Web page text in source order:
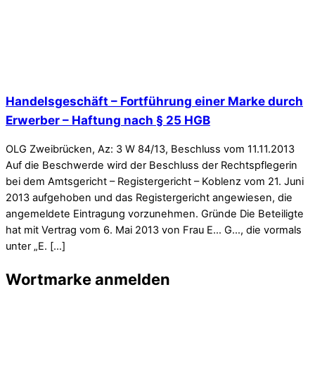
Handelsgeschäft – Fortführung einer Marke durch
Erwerber – Haftung nach § 25 HGB
OLG Zweibrücken, Az: 3 W 84/13, Beschluss vom 11.11.2013
Auf die Beschwerde wird der Beschluss der Rechtspflegerin
bei dem Amtsgericht – Registergericht – Koblenz vom 21. Juni
2013 aufgehoben und das Registergericht angewiesen, die
angemeldete Eintragung vorzunehmen. Gründe Die Beteiligte
hat mit Vertrag vom 6. Mai 2013 von Frau E… G…, die vormals
unter „E. […]
Wortmarke anmelden